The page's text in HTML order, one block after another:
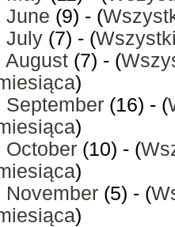
June (9) - (
July (7) - (
August (7) - (
)
September (16) - (
)
October (10) - (
)
November (5) - (
)